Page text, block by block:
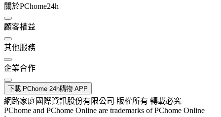
關於PChome24h
顧客權益
其他服務
企業合作
下載 PChome 24h購物 APP
網路家庭國際資訊股份有限公司 版權所有 轉載必究
PChome and PChome Online are trademarks of PChome Online